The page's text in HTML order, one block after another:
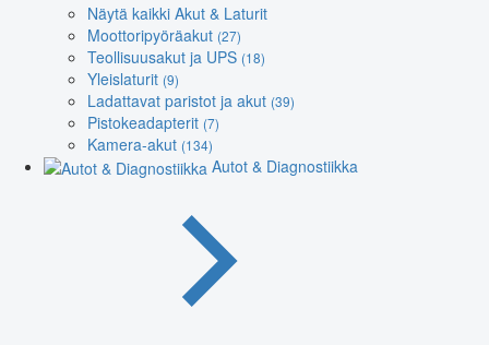
Näytä kaikki Akut & Laturit
Moottoripyöräakut (27)
Teollisuusakut ja UPS (18)
Yleislaturit (9)
Ladattavat paristot ja akut (39)
Pistokeadapterit (7)
Kamera-akut (134)
Autot & Diagnostiikka